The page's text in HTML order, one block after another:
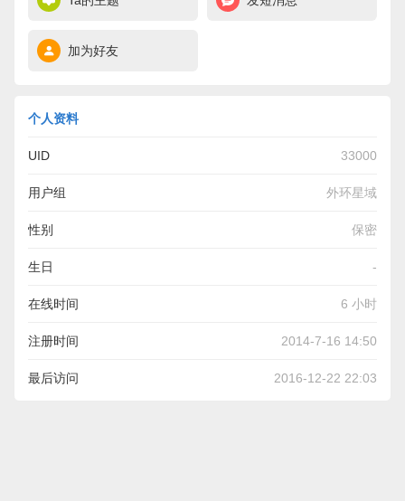
加为好友
个人资料
UID 33000
用户组 外环星域
性别 保密
生日 -
在线时间 6 小时
注册时间 2014-7-16 14:50
最后访问 2016-12-22 22:03